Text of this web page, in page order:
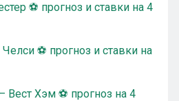
⚽ прогноз и ставки на 4
⚽ прогноз и ставки на
Вест Хэм ⚽ прогноз на 4